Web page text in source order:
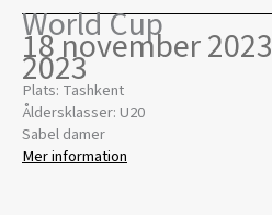
World Cup
18 november 2023
2023
Plats: Tashkent
Åldersklasser: U20
Sabel damer
Mer information